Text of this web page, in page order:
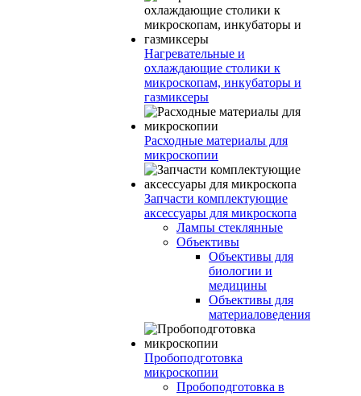
Нагревательные и
охлаждающие столики к
микроскопам, инкубаторы и
газмиксеры
Расходные материалы для
микроскопии
Запчасти комплектующие
аксессуары для микроскопа
Лампы стеклянные
Объективы
Объективы для
биологии и
медицины
Объективы для
материаловедения
Пробоподготовка
микроскопии
Пробоподготовка в